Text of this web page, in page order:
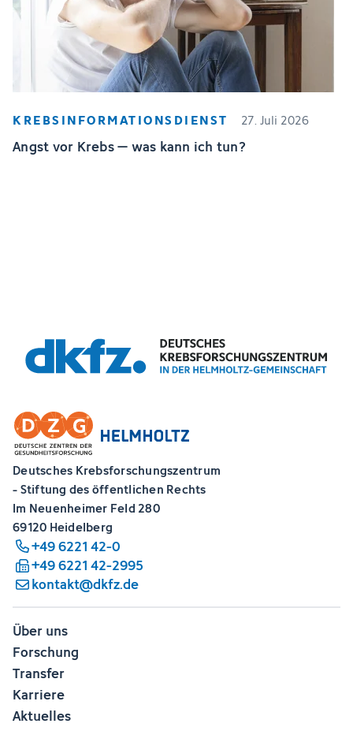
KREBSINFORMATIONSDIENST 27. Juli 2026
Angst vor Krebs – was kann ich tun?
Deutsches Krebsforschungszentrum
- Stiftung des öffentlichen Rechts
Im Neuenheimer Feld 280
69120 Heidelberg
+49 6221 42-0
+49 6221 42-2995
kontakt@dkfz.de
Über uns
Forschung
Transfer
Karriere
Aktuelles